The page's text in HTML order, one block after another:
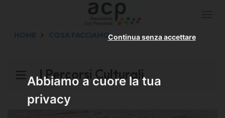
Abbiamo a cuore la tua
privacy
Continua senza accettare
HOME COSA FACCIAMO
I Percorsi Culturali